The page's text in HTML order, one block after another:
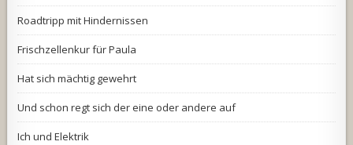
Roadtripp mit Hindernissen
Frischzellenkur für Paula
Hat sich mächtig gewehrt
Und schon regt sich der eine oder andere auf
Ich und Elektrik